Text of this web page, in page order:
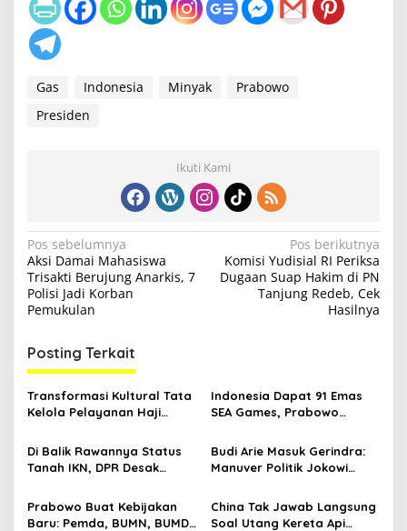
Gas Indonesia Minyak
Prabowo
Presiden
Ikuti Kami
N
a
v
i
g
a
s
i
p
o
s
Pos sebelumnya
Aksi Damai Mahasiswa
Trisakti Berujung Anarkis, 7
Polisi Jadi Korban
Pemukulan
Pos berikutnya
Komisi Yudisial RI Periksa
Dugaan Suap Hakim di PN
Tanjung Redeb, Cek
Hasilnya
Posting Terkait
Transformasi Kultural Tata
Kelola Pelayanan Haji
Indonesia Dapat 91 Emas
SEA Games, Prabowo
Mikir Bonus
Di Balik Rawannya Status
Tanah IKN, DPR Desak
Budi Arie Masuk Gerindra:
Manuver Politik Jokowi
Prabowo
Prabowo Buat Kebijakan
Baru: Pemda, BUMN, BUMD
China Tak Jawab Langsung
Soal Utang Kereta Api